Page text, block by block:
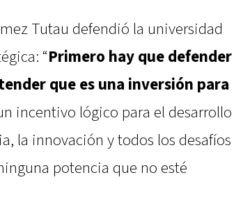
Tutau defendió la universidad
“Primero hay que defender
que es una inversión para
incentivo lógico para el desarrollo
la innovación y todos los desafíos
potencia que no esté